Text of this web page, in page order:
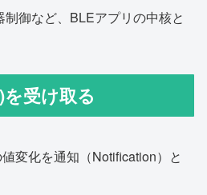
御など、BLEアプリの中核と
受け取る
変化を通知（Notification）と